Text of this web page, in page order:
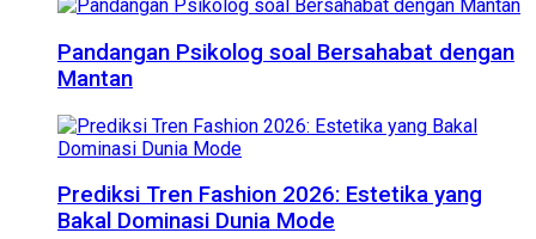
Pandangan Psikolog soal Bersahabat dengan
Mantan
Prediksi Tren Fashion 2026: Estetika yang
Bakal Dominasi Dunia Mode